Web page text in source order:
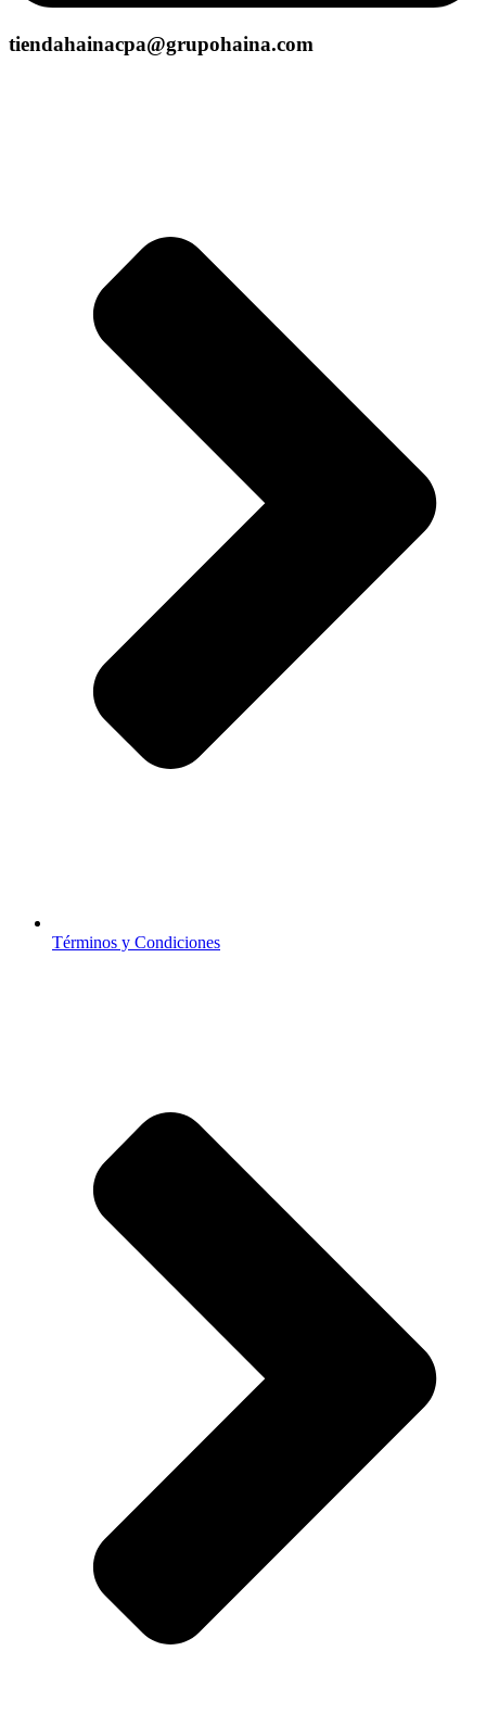
tiendahainacpa@grupohaina.com
Términos y Condiciones